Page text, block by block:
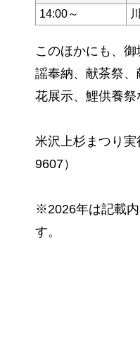
14:00～
このほかにも、
謡奉納、献茶祭
花展示、鯉供養祭
米沢上杉まつり
9607）
※2026年は記載
す。